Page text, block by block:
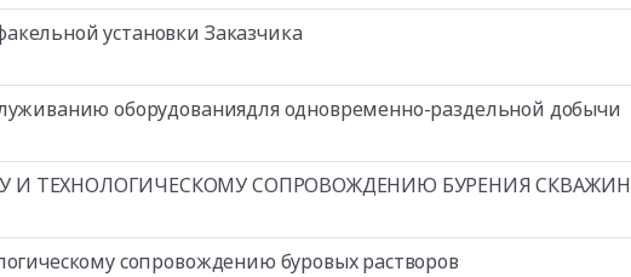
установки Заказчика
оборудованиядля одновременно-раздельной добычи
И ТЕХНОЛОГИЧЕСКОМУ СОПРОВОЖДЕНИЮ БУРЕНИЯ СКВАЖИН
сопровождению буровых растворов